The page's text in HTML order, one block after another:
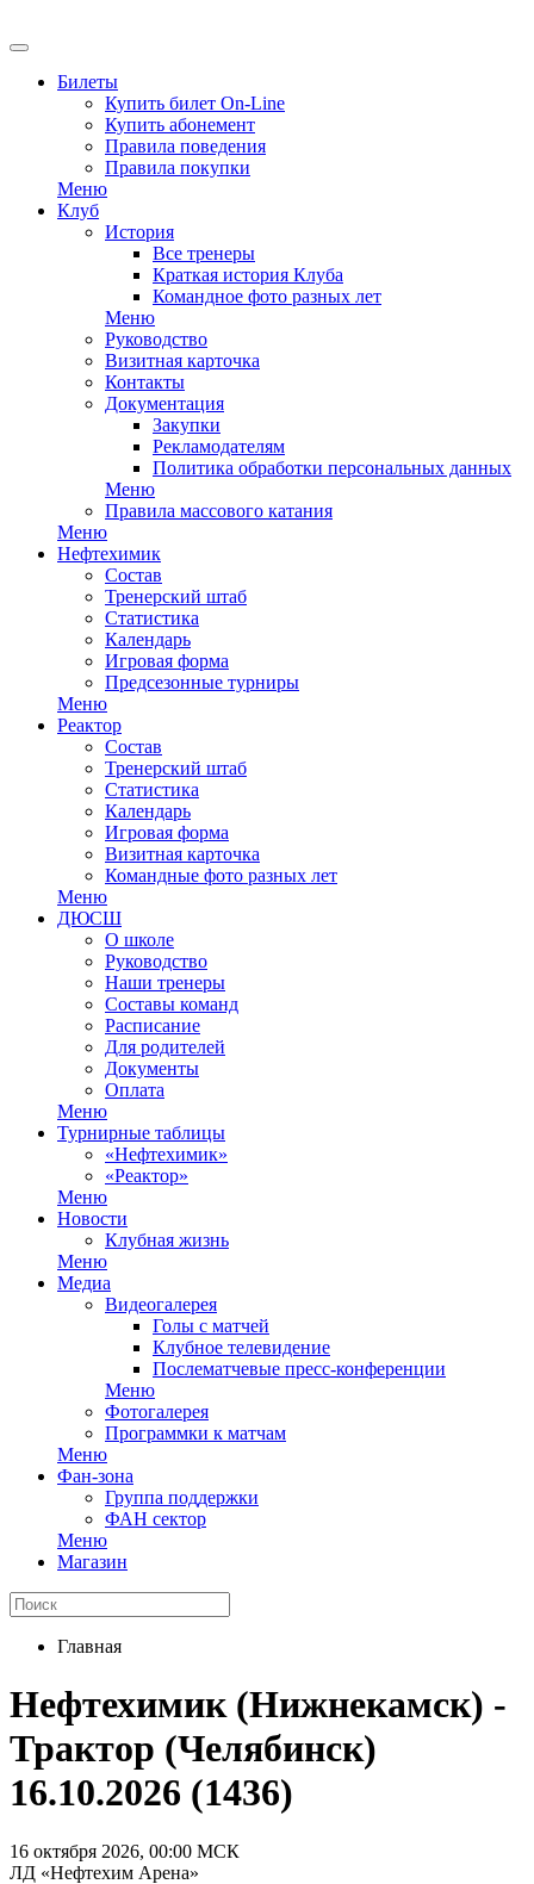
Билеты
Купить билет On-Line
Купить абонемент
Правила поведения
Правила покупки
Меню
Клуб
История
Все тренеры
Краткая история Клуба
Командное фото разных лет
Меню
Руководство
Визитная карточка
Контакты
Документация
Закупки
Рекламодателям
Политика обработки персональных данных
Меню
Правила массового катания
Меню
Нефтехимик
Состав
Тренерский штаб
Статистика
Календарь
Игровая форма
Предсезонные турниры
Меню
Реактор
Состав
Тренерский штаб
Статистика
Календарь
Игровая форма
Визитная карточка
Командные фото разных лет
Меню
ДЮСШ
О школе
Руководство
Наши тренеры
Составы команд
Расписание
Для родителей
Документы
Оплата
Меню
Турнирные таблицы
«Нефтехимик»
«Реактор»
Меню
Новости
Клубная жизнь
Меню
Медиа
Видеогалерея
Голы с матчей
Клубное телевидение
Послематчевые пресс-конференции
Меню
Фотогалерея
Программки к матчам
Меню
Фан-зона
Группа поддержки
ФАН сектор
Меню
Магазин
Главная
Нефтехимик (Нижнекамск) -
Трактор (Челябинск)
16.10.2026 (1436)
16 октября 2026, 00:00 МСК
ЛД «Нефтехим Арена»